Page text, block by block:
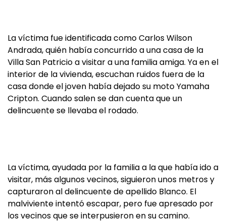
La víctima fue identificada como Carlos Wilson
Andrada, quién había concurrido a una casa de la
Villa San Patricio a visitar a una familia amiga. Ya en el
interior de la vivienda, escuchan ruidos fuera de la
casa donde el joven había dejado su moto Yamaha
Cripton. Cuando salen se dan cuenta que un
delincuente se llevaba el rodado.
La víctima, ayudada por la familia a la que había ido a
visitar, más algunos vecinos, siguieron unos metros y
capturaron al delincuente de apellido Blanco. El
malviviente intentó escapar, pero fue apresado por
los vecinos que se interpusieron en su camino.